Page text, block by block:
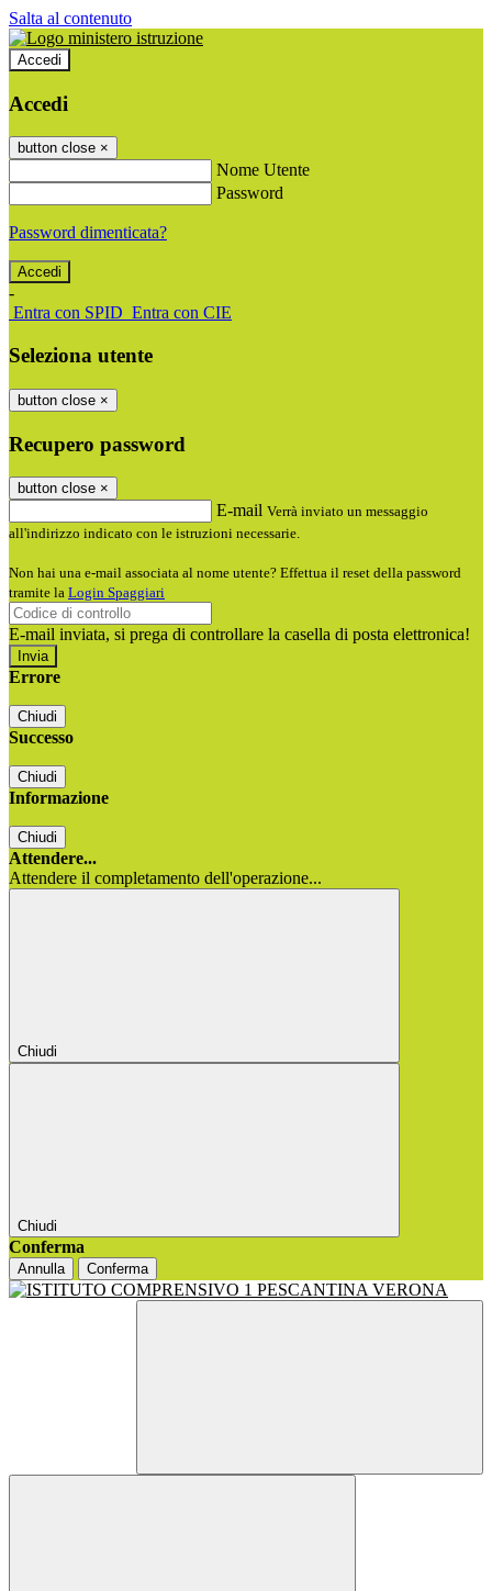
Salta al contenuto
Accedi
Accedi
button close ×
Nome Utente
Password
Password dimenticata?
-
Entra con SPID Entra con CIE
Seleziona utente
button close ×
Recupero password
button close ×
E-mail Verrà inviato un messaggio
all'indirizzo indicato con le istruzioni necessarie.
Non hai una e-mail associata al nome utente? Effettua il reset della password
tramite la Login Spaggiari
E-mail inviata, si prega di controllare la casella di posta elettronica!
Errore
Chiudi
Successo
Chiudi
Informazione
Chiudi
Attendere...
Attendere il completamento dell'operazione...
Chiudi
Chiudi
Conferma
Annulla Conferma